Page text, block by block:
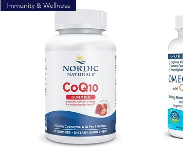
Immunity & Wellness